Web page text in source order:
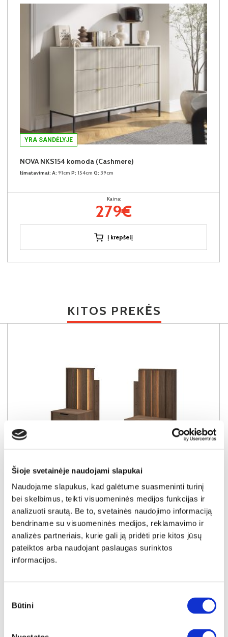
Šioje svetainėje naudojami slapukai
Naudojame slapukus, kad galėtume suasmeninti turinį
bei skelbimus, teikti visuomeninės medijos funkcijas ir
analizuoti srautą. Be to, svetainės naudojimo informaciją
bendriname su visuomeninės medijos, reklamavimo ir
analizės partneriais, kurie gali ją pridėti prie kitos jūsų
pateiktos arba naudojant paslaugas surinktos
informacijos.
pasirinkimas
Būtini
YRA SANDĖLYJE
NOVA NKS154 komoda (Cashmere)
Išmatavimai: A: 91cm P: 154cm G: 39cm
Kaina:
279€
Į krepšelį
KITOS PREKĖS
AMARO H naktinių staliukų komplektas (2 vnt.)
Išmatavimai: A:102cm P:50cm G:40cm
Kaina:
189€